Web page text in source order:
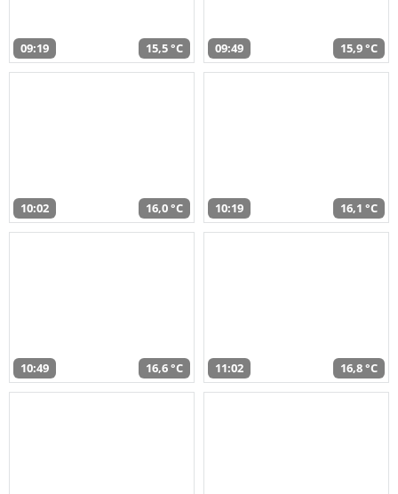
09:19 15,5 °C 09:49 15,9 °C
10:02 16,0 °C 10:19 16,1 °C
10:49 16,6 °C 11:02 16,8 °C